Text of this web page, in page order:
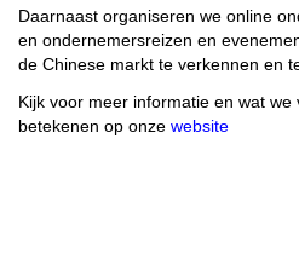
Daarnaast organiseren we online
en ondernemersreizen en
de Chinese markt te verkennen en
Kijk voor meer informatie en wat we
betekenen op onze website